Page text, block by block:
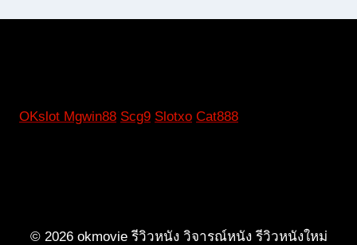
OKslot Mgwin88 Scg9 Slotxo Cat888
© 2026 okmovie รีวิวหนัง วิจารณ์หนัง รีวิวหนังใหม่